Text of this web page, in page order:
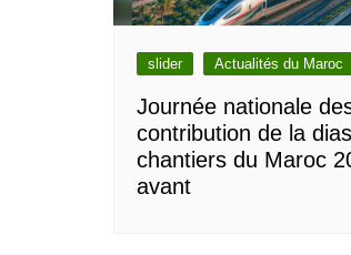
slider Actualités du Maroc
Journée nationale
contribution de la
chantiers du Maroc
avant